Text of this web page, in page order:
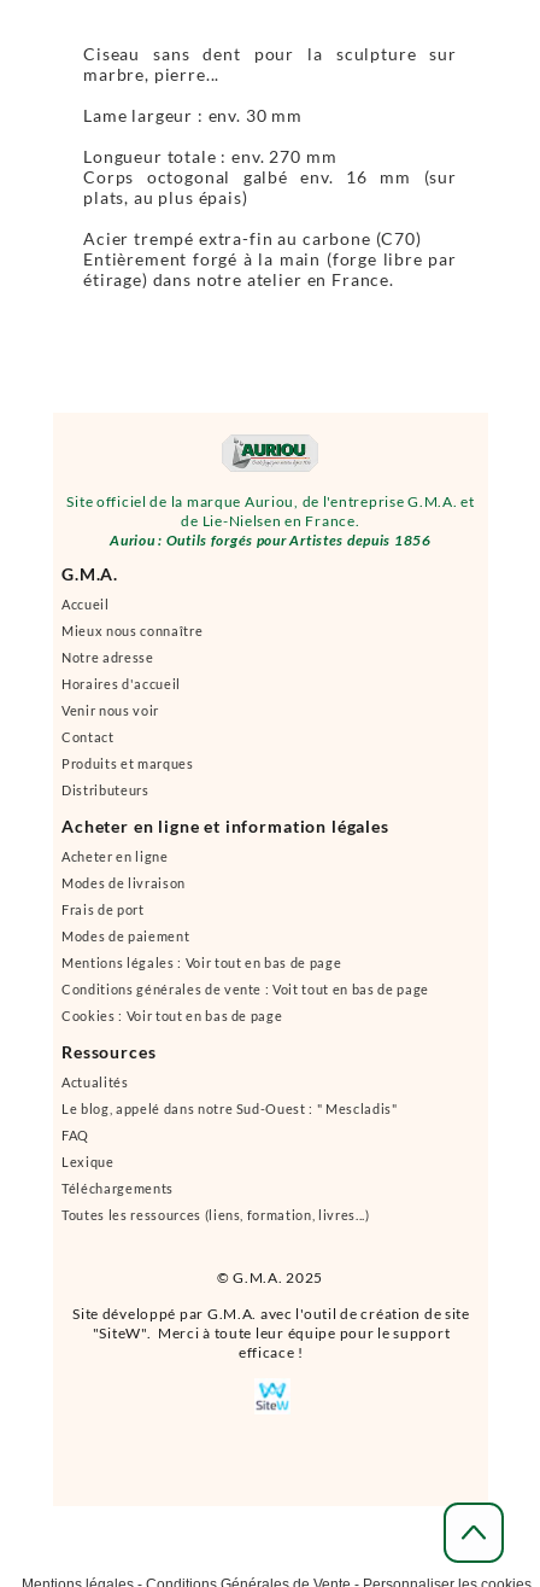
© G.M.A. 2025
Site officiel de la marque Auriou, de l'entreprise G.M.A. et
de Lie-Nielsen en France.
Auriou : Outils forgés pour Artistes depuis 1856
Site développé par G.M.A. avec l'outil de création de site
"SiteW". Merci à toute leur équipe pour le support
efficace !
G.M.A.
Accueil
Mieux nous connaître
Notre adresse
Horaires d'accueil
Venir nous voir
Contact
Produits et marques
Distributeurs
Acheter en ligne et information légales
Acheter en ligne
Modes de livraison
Frais de port
Modes de paiement
Mentions légales : Voir tout en bas de page
Conditions générales de vente : Voit tout en bas de page
Cookies : Voir tout en bas de page
Ressources
Actualités
Le blog, appelé dans notre Sud-Ouest : " Mescladis"
FAQ
Lexique
Téléchargements
Toutes les ressources (liens, formation, livres...)
Ciseau sans dent pour la sculpture sur
marbre, pierre...
Lame largeur : env. 30 mm
Longueur totale : env. 270 mm
Corps octogonal galbé env. 16 mm (sur
plats, au plus épais)
Acier trempé extra-fin au carbone (C70)
Entièrement forgé à la main (forge libre par
étirage) dans notre atelier en France.